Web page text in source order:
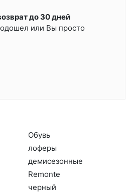
до 30 дней
или Вы просто
Обувь
ло­феры
де­мисе­зон­ные
Re­mon­te
чер­ный